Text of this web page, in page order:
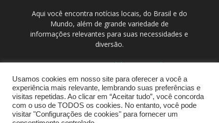
Aqui você encontra notícias locais, do Brasil e do
Mundo, além de grande variedade de
informações relevantes para suas necessidades e
diversão.
Contato:contato@odebateon.com.br /
comercia@odebateon.com.br
Usamos cookies em nosso site para oferecer a você a
experiência mais relevante, lembrando suas preferências e
visitas repetidas. Ao clicar em “Aceitar tudo”, você concorda
com o uso de TODOS os cookies. No entanto, você pode
visitar "Configurações de cookies" para fornecer um